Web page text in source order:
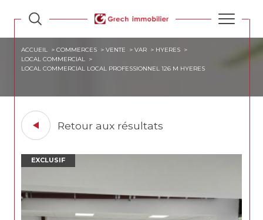
ACCUEIL COMMERCES VENTE VAR
HYERES
LOCAL COMMERCIAL
LOCAL COMMERCIAL LOCAL PROFESSIONNEL 126 M HYERES
Retour aux résultats
EXCLUSIF